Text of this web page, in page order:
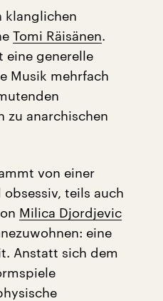
klanglichen
Tomi Räisänen.
eine generelle
Musik mehrfach
zu anarchischen
von einer
teils auch
Milica Djordjevic
eine
Anstatt sich dem